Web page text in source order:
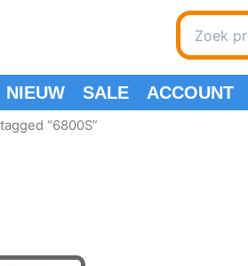
Search
for:
NIEUW SALE ACCOUNT
“6800S”